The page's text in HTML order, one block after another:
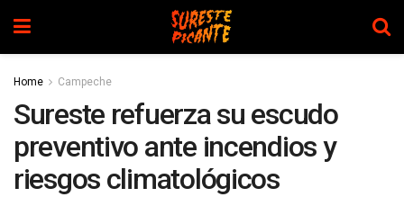
Home Campeche
Sureste refuerza su escudo
preventivo ante incendios y
riesgos climatológicos